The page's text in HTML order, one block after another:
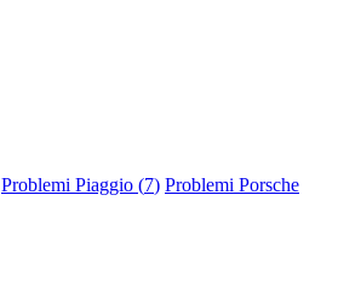
Problemi Piaggio (7) Problemi Porsche